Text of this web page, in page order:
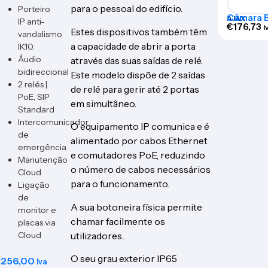
Porteiro
IP anti-
vandalismo
IK10.
Áudio
bidireccional
2 relés |
PoE, SIP
Standard
Intercomunicador
de
emergência
Manutenção
Cloud
Ligação
de
monitor e
placas via
Cloud
256,00 Iva
para o pessoal do edifício.
Estes dispositivos também têm
a capacidade de abrir a porta
através das suas saídas de relé.
Este modelo dispõe de 2 saídas
de relé para gerir até 2 portas
em simultâneo.
O equipamento IP comunica e é
alimentado por cabos Ethernet
e comutadores PoE, reduzindo
o número de cabos necessários
para o funcionamento.
A sua botoneira física permite
chamar facilmente os
utilizadores..
O seu grau exterior IP65
AJAX
Câmara
€176,73